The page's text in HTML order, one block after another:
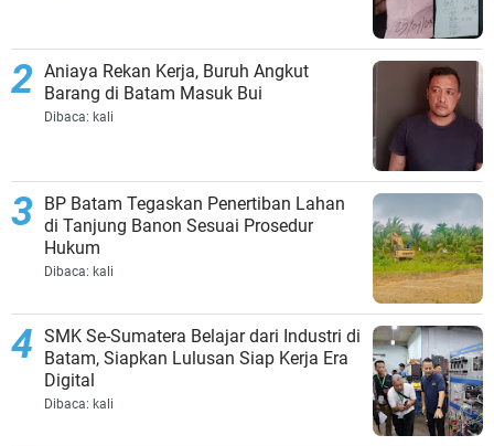
Aniaya Rekan Kerja, Buruh Angkut
Barang di Batam Masuk Bui
Dibaca: kali
BP Batam Tegaskan Penertiban Lahan
di Tanjung Banon Sesuai Prosedur
Hukum
Dibaca: kali
SMK Se-Sumatera Belajar dari Industri di
Batam, Siapkan Lulusan Siap Kerja Era
Digital
Dibaca: kali